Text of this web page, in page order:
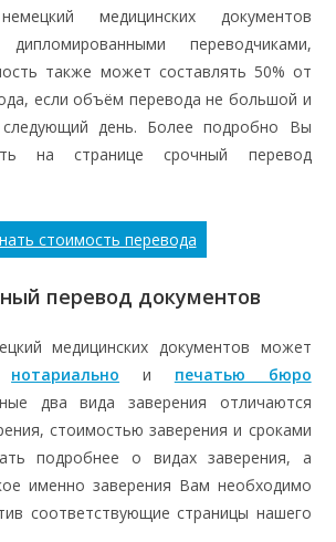
медицинских документов
дипломированными переводчиками,
также может составлять 50% от
если объём перевода не большой и
день. Более подробно Вы
на странице срочный перевод
стоимость перевода
перевод документов
медицинских документов может
нотариально и печатью бюро
два вида заверения отличаются
стоимостью заверения и сроками
подробнее о видах заверения, а
именно заверения Вам необходимо
соответствующие страницы нашего